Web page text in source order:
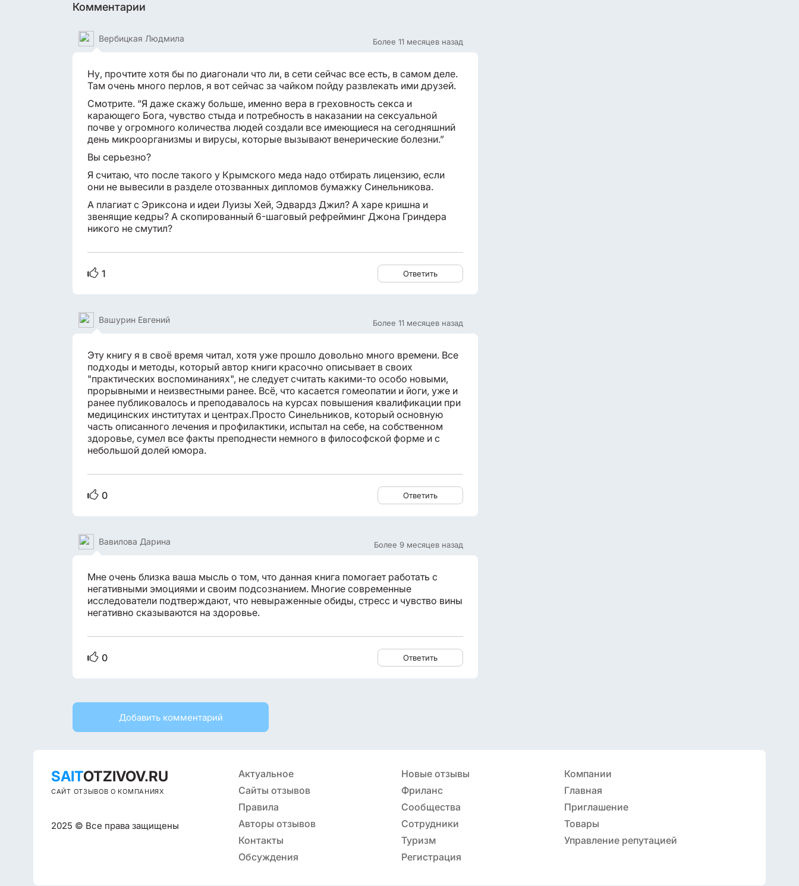
Комментарии
Более 11 месяцев назад
Вербицкая Людмила
Ну, прочтите хотя бы по диагонали что ли, в сети сейчас все есть, в самом деле.
Там очень много перлов, я вот сейчас за чайком пойду развлекать ими друзей.
Смотрите. “Я даже скажу больше, именно вера в греховность секса и
карающего Бога, чувство стыда и потребность в наказании на сексуальной
почве у огромного количества людей создали все имеющиеся на сегодняшний
день микроорганизмы и вирусы, которые вызывают венерические болезни.”
Вы серьезно?
Я считаю, что после такого у Крымского меда надо отбирать лицензию, если
они не вывесили в разделе отозванных дипломов бумажку Синельникова.
А плагиат с Эриксона и идеи Луизы Хей, Эдвардз Джил? А харе кришна и
звенящие кедры? А скопированный 6-шаговый рефрейминг Джона Гриндера
никого не смутил?
1 Ответить
Более 11 месяцев назад
Вашурин Евгений
Эту книгу я в своё время читал, хотя уже прошло довольно много времени. Все
подходы и методы, который автор книги красочно описывает в своих
"практических воспоминаниях", не следует считать какими-то особо новыми,
прорывными и неизвестными ранее. Всё, что касается гомеопатии и йоги, уже и
ранее публиковалось и преподавалось на курсах повышения квалификации при
медицинских институтах и центрах.Просто Синельников, который основную
часть описанного лечения и профилактики, испытал на себе, на собственном
здоровье, сумел все факты преподнести немного в философской форме и с
небольшой долей юмора.
0 Ответить
Более 9 месяцев назад
Вавилова Дарина
Мне очень близка ваша мысль о том, что данная книга помогает работать с
негативными эмоциями и своим подсознанием. Многие современные
исследователи подтверждают, что невыраженные обиды, стресс и чувство вины
негативно сказываются на здоровье.
0 Ответить
Добавить комментарий
SAITOTZIVOV.RU
САЙТ ОТЗЫВОВ О КОМПАНИЯХ
2025 © Все права защищены
Актуальное Новые отзывы
Компании
Сайты отзывов
Фриланс
Главная
Правила
Сообщества
Приглашение
Авторы отзывов
Сотрудники
Товары
Контакты
Туризм
Управление репутацией
Обсуждения
Регистрация